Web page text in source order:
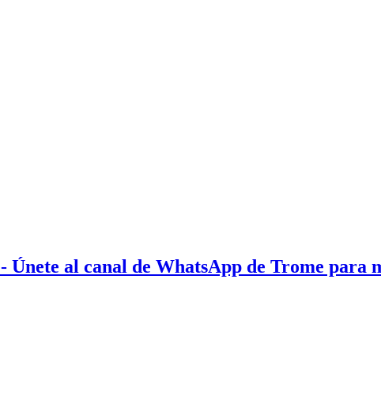
- Únete al canal de WhatsApp de Trome para